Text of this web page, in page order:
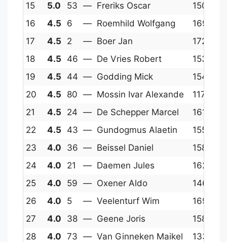
15
5.0 53 — Freriks Oscar 1505
16
4.5 6 — Roemhild Wolfgang 1696
17
4.5 2 — Boer Jan 1729
18
4.5 46 — De Vries Robert 1536
19
4.5 44 — Godding Mick 1544
20
4.5 80 — Mossin Ivar Alexande 1175
21
4.5 24 — De Schepper Marcel 1617
22
4.5 43 — Gundogmus Alaetin 1552
23
4.0 36 — Beissel Daniel 1586
24
4.0 21 — Daemen Jules 1629
25
4.0 59 — Oxener Aldo 1465
26
4.0 5 — Veelenturf Wim 1697
27
4.0 38 — Geene Joris 1583
28
4.0 73 — Van Ginneken Maikel 1337